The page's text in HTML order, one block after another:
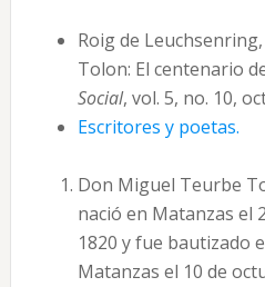
Roig de
Tolon: El centenario
Social, vol. 5, no. 10,
Escritores y poetas.
Don Miguel Teurbe
nació en Matanzas el
1820 y fue bautizado
Matanzas el 10 de